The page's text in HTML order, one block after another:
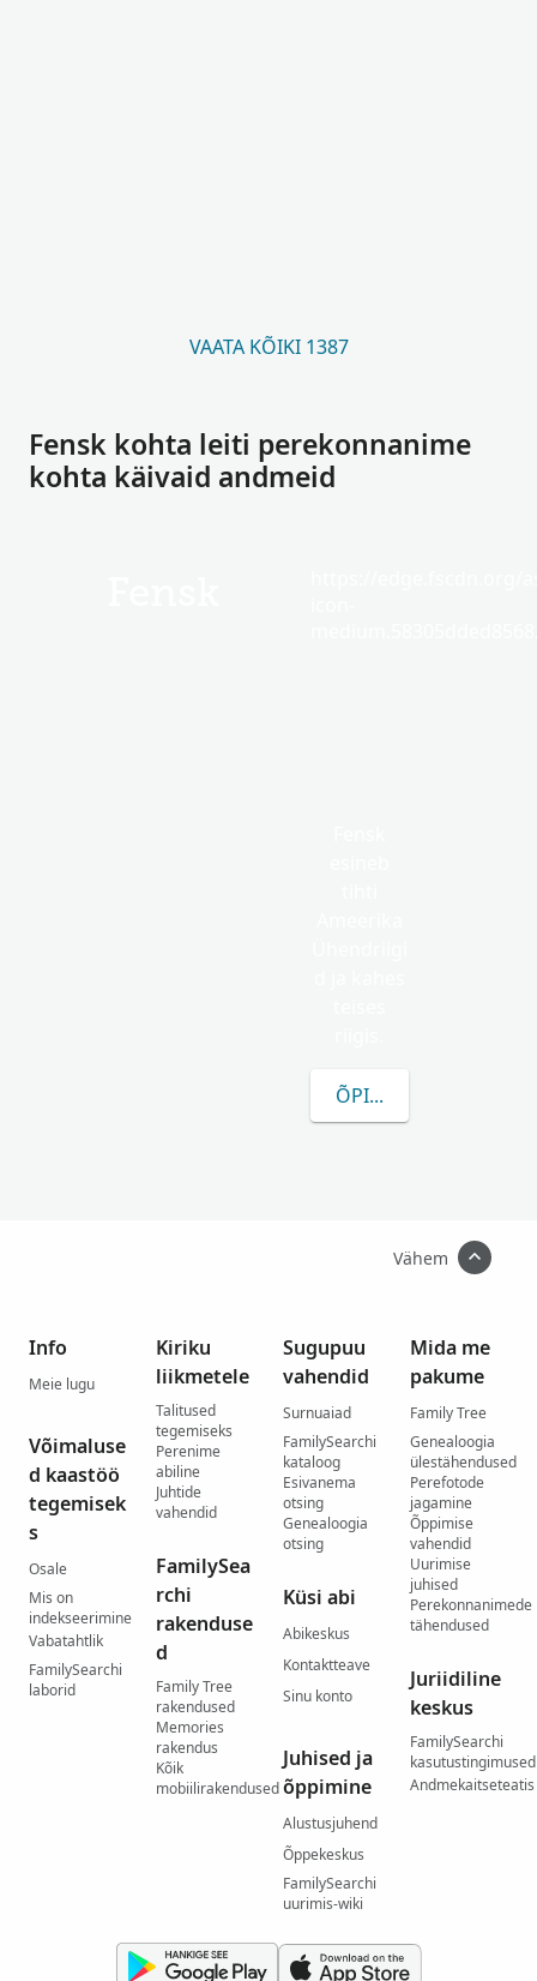
VAATA KÕIKI 1387
Fensk kohta leiti perekonnanime
kohta käivaid andmeid
ÕPI ROHKEM FENSK
Vähem
Info
Meie lugu
Võimaluse
d kaastöö
tegemisek
s
Osale
Mis on
indekseerimine
Vabatahtlik
FamilySearchi
laborid
Kiriku
liikmetele
Talitused
tegemiseks
Perenime
abiline
Juhtide
vahendid
FamilySea
rchi
rakenduse
d
Family Tree
rakendused
Memories
rakendus
Kõik
mobiilirakendused
Sugupuu
vahendid
Surnuaiad
FamilySearchi
kataloog
Esivanema
otsing
Genealoogia
otsing
Küsi abi
Abikeskus
Kontaktteave
Sinu konto
Juhised ja
õppimine
Alustusjuhend
Õppekeskus
FamilySearchi
uurimis-wiki
Mida me
pakume
Family Tree
Genealoogia
ülestähendused
Perefotode
jagamine
Õppimise
vahendid
Uurimise
juhised
Perekonnanimede
tähendused
Juriidiline
keskus
FamilySearchi
kasutustingimused
Andmekaitseteatis